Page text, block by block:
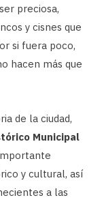
preciosa,
y cisnes que
si fuera poco,
hacen más que
de la ciudad,
Municipal
y cultural, así
a las